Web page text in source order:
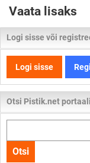
Vaata lisaks
Logi sisse või
Logi sisse
Otsi Pistik.net
kogu
lehelt
Otsi